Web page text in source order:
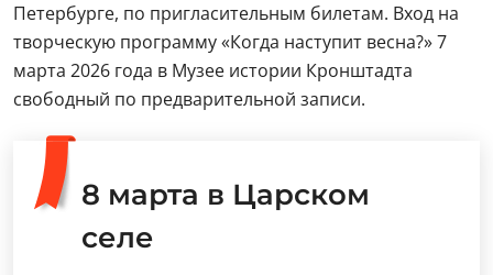
Петербурге, по пригласительным билетам. Вход на
творческую программу «Когда наступит весна?» 7
марта 2026 года в Музее истории Кронштадта
свободный по предварительной записи.
8 марта в Царском
селе